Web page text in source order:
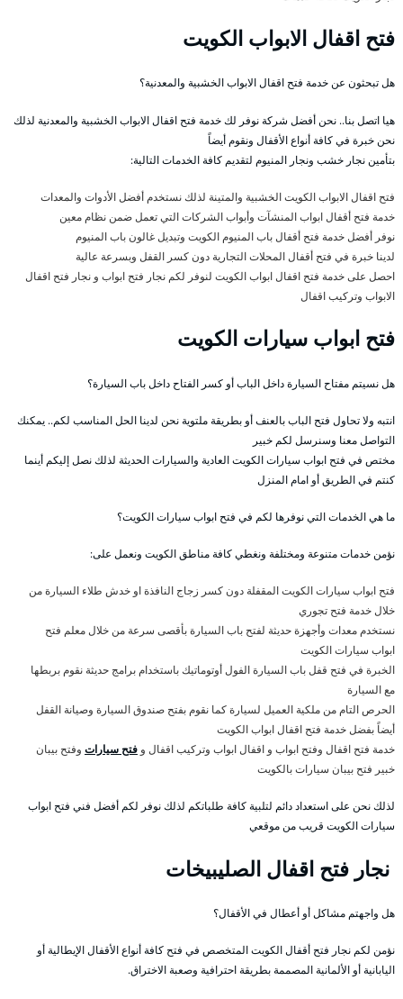
فتح اقفال الابواب الكويت
هل تبحثون عن خدمة فتح اقفال الابواب الخشبية والمعدنية؟
هيا اتصل بنا.. نحن أفضل شركة نوفر لك خدمة فتح اقفال الابواب الخشبية والمعدنية لذلك
نحن خبرة في كافة أنواع الأقفال ونقوم أيضاً
بتأمين نجار خشب ونجار المنيوم لتقديم كافة الخدمات التالية:
فتح اقفال الابواب الكويت الخشبية والمتينة لذلك نستخدم أفضل الأدوات والمعدات
خدمة فتح أقفال ابواب المنشآت وأبواب الشركات التي تعمل ضمن نظام معين
نوفر أفضل خدمة فتح أقفال باب المنيوم الكويت وتبديل غالون باب المنيوم
لدينا خبرة في فتح أقفال المحلات التجارية دون كسر القفل وبسرعة عالية
احصل على خدمة فتح اقفال ابواب الكويت لنوفر لكم نجار فتح ابواب و نجار فتح اقفال
الابواب وتركيب اقفال
فتح ابواب سيارات الكويت
هل نسيتم مفتاح السيارة داخل الباب أو كسر الفتاح داخل باب السيارة؟
انتبه ولا تحاول فتح الباب بالعنف أو بطريقة ملتوية نحن لدينا الحل المناسب لكم.. يمكنك
التواصل معنا وسنرسل لكم خبير
مختص في فتح ابواب سيارات الكويت العادية والسيارات الحديثة لذلك نصل إليكم أينما
كنتم في الطريق أو امام المنزل
ما هي الخدمات التي نوفرها لكم في فتح ابواب سيارات الكويت؟
نؤمن خدمات متنوعة ومختلفة ونغطي كافة مناطق الكويت ونعمل على:
فتح ابواب سيارات الكويت المقفلة دون كسر زجاج النافذة او خدش طلاء السيارة من
خلال خدمة فتح تجوري
نستخدم معدات وأجهزة حديثة لفتح باب السيارة بأقصى سرعة من خلال معلم فتح
ابواب سيارات الكويت
الخبرة في فتح قفل باب السيارة الفول أوتوماتيك باستخدام برامج حديثة نقوم بربطها
مع السيارة
الحرص التام من ملكية العميل لسيارة كما نقوم بفتح صندوق السيارة وصيانة القفل
أيضاً بفضل خدمة فتح اقفال ابواب الكويت
خدمة فتح اقفال وفتح ابواب و اقفال ابواب وتركيب اقفال و فتح سيارات وفتح بيبان
خبير فتح بيبان سيارات بالكويت
لذلك نحن على استعداد دائم لتلبية كافة طلباتكم لذلك نوفر لكم أفضل فني فتح ابواب
سيارات الكويت قريب من موقعي
نجار فتح اقفال الصليبيخات
هل واجهتم مشاكل أو أعطال في الأقفال؟
نؤمن لكم نجار فتح أقفال الكويت المتخصص في فتح كافة أنواع الأقفال الإيطالية أو
اليابانية أو الألمانية المصممة بطريقة احترافية وصعبة الاختراق.